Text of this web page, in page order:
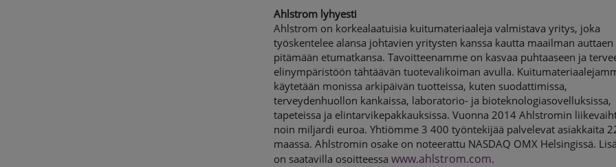
Ahlstrom lyhyesti
Ahlstrom on korkealaatuisia kuitumateriaaleja valmistava yritys, joka
työskentelee alansa johtavien yritysten kanssa kautta maailman auttaen
pitämään etumatkansa. Tavoitteenamme on kasvaa puhtaaseen ja
elinympäristöön tähtäävän tuotevalikoiman avulla.
käytetään monissa arkipäivän tuotteissa, kuten suodattimissa,
terveydenhuollon kankaissa, laboratorio- ja bioteknologiasovelluksissa,
tapeteissa ja elintarvikepakkauksissa. Vuonna 2014 Ahlstromin
noin miljardi euroa. Yhtiömme 3 400 työntekijää palvelevat asiakkaita
maassa. Ahlstromin osake on noteerattu NASDAQ OMX Helsingissä.
on saatavilla osoitteessawww.ahlstrom.com.